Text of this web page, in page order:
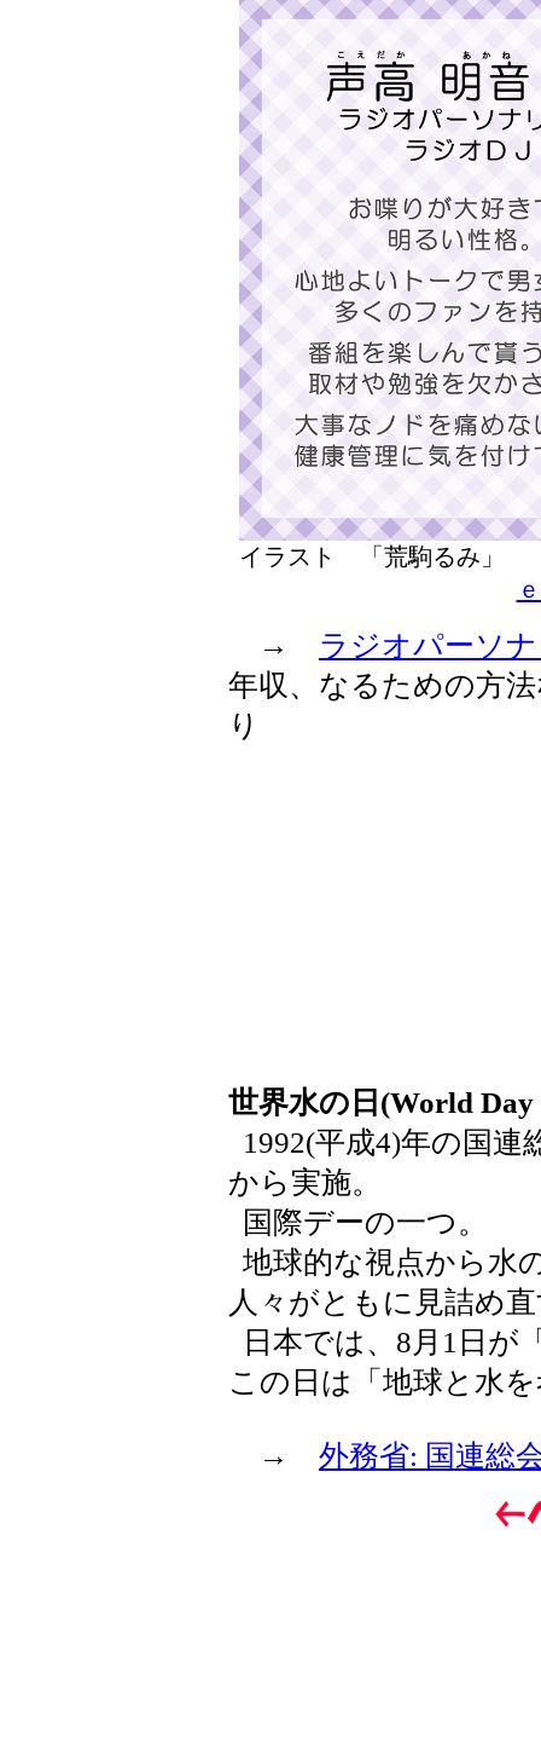
イラスト 「荒駒るみ
→ ラジオパーソ
年収、なるための方
り
世界水の日(World
1992(平成4)年の国連
から実施。
国際デーの一つ。
地球的な視点から水
人々がともに見詰め
日本では、8月1日が
この日は「地球と水
→ 外務省: 国連総